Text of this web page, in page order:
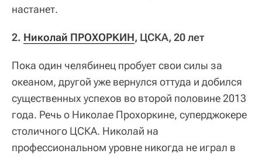
настанет.
2. Николай ПРОХОРКИН, ЦСКА, 20 лет
Пока один челябинец пробует свои силы за
океаном, другой уже вернулся оттуда и добился
существенных успехов во второй половине 2013
года. Речь о Николае Прохоркине, суперджокере
столичного ЦСКА. Николай на
профессиональном уровне никогда не играл в